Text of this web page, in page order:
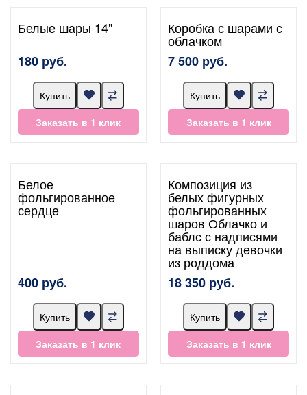
Белые шары 14"
180 руб.
Купить
Заказать в 1 клик
Коробка с шарами с
облачком
7 500 руб.
Купить
Заказать в 1 клик
Белое
фольгированное
сердце
400 руб.
Купить
Заказать в 1 клик
Композиция из
белых фигурных
фольгированных
шаров Облачко и
баблс с надписями
на выписку девочки
из роддома
18 350 руб.
Купить
Заказать в 1 клик